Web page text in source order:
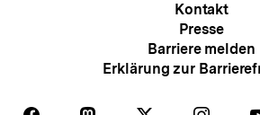
Kontakt
Presse
Barriere melden
Erklärung zur